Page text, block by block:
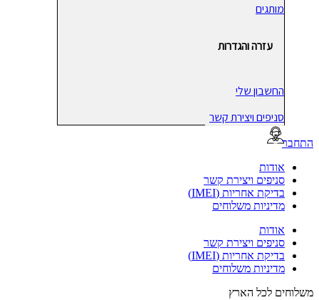
מותגים
עזרה והגדרות
החשבון שלי
סניפים ויצירת קשר
אודות
סניפים ויצירת קשר
בדיקת אחריות (IMEI)
מדיניות משלוחים
אודות
סניפים ויצירת קשר
בדיקת אחריות (IMEI)
מדיניות משלוחים
לכל הארץ